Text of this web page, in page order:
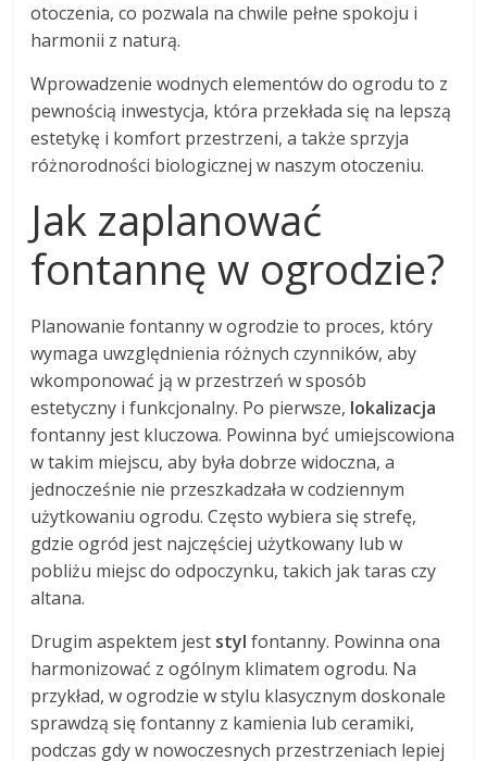
otoczenia, co pozwala na chwile pełne spokoju i
harmonii z naturą.
Wprowadzenie wodnych elementów do ogrodu to z
pewnością inwestycja, która przekłada się na lepszą
estetykę i komfort przestrzeni, a także sprzyja
różnorodności biologicznej w naszym otoczeniu.
Jak zaplanować
fontannę w ogrodzie?
Planowanie fontanny w ogrodzie to proces, który
wymaga uwzględnienia różnych czynników, aby
wkomponować ją w przestrzeń w sposób
estetyczny i funkcjonalny. Po pierwsze, lokalizacja
fontanny jest kluczowa. Powinna być umiejscowiona
w takim miejscu, aby była dobrze widoczna, a
jednocześnie nie przeszkadzała w codziennym
użytkowaniu ogrodu. Często wybiera się strefę,
gdzie ogród jest najczęściej użytkowany lub w
pobliżu miejsc do odpoczynku, takich jak taras czy
altana.
Drugim aspektem jest styl fontanny. Powinna ona
harmonizować z ogólnym klimatem ogrodu. Na
przykład, w ogrodzie w stylu klasycznym doskonale
sprawdzą się fontanny z kamienia lub ceramiki,
podczas gdy w nowoczesnych przestrzeniach lepiej